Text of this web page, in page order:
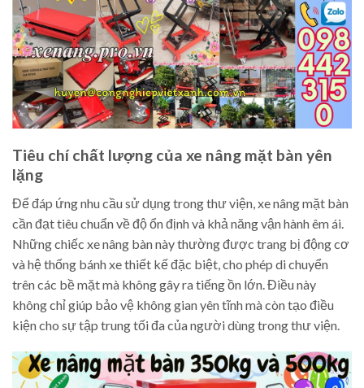
Tiêu chí chất lượng của xe nâng mặt bàn yên
lặng
Để đáp ứng nhu cầu sử dụng trong thư viện, xe nâng mặt bàn
cần đạt tiêu chuẩn về độ ổn định và khả năng vận hành êm ái.
Những chiếc xe nâng bàn này thường được trang bị động cơ
và hệ thống bánh xe thiết kế đặc biệt, cho phép di chuyển
trên các bề mặt mà không gây ra tiếng ồn lớn. Điều này
không chỉ giúp bảo vệ không gian yên tĩnh mà còn tạo điều
kiện cho sự tập trung tối đa của người dùng trong thư viện.